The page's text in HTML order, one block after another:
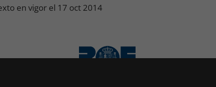
en vigor el 17 oct 2014